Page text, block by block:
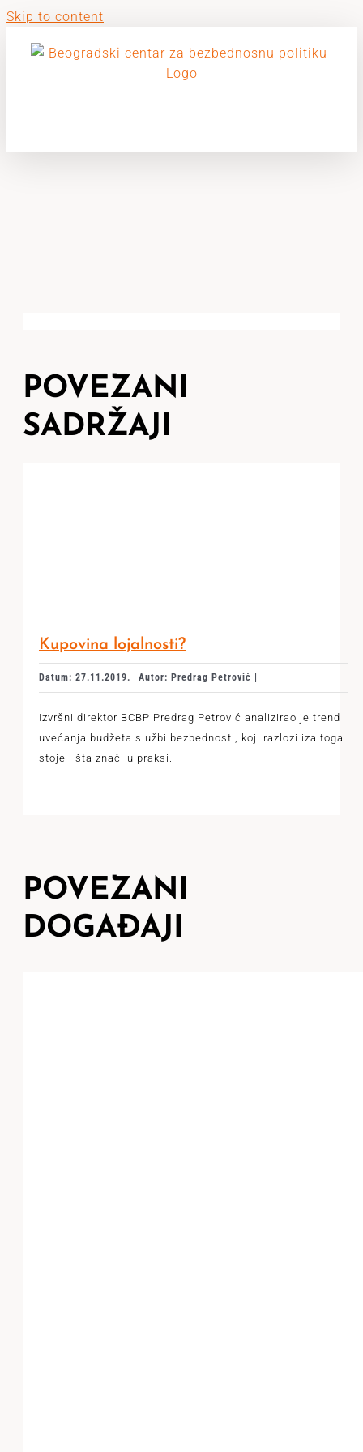
Skip to content
POVEZANI
SADRŽAJI
Kupovina lojalnosti?
Datum: 27.11.2019. Autor: Predrag Petrović |
Izvršni direktor BCBP Predrag Petrović analizirao je trend
uvećanja budžeta službi bezbednosti, koji razlozi iza toga
stoje i šta znači u praksi.
POVEZANI
DOGAĐAJI